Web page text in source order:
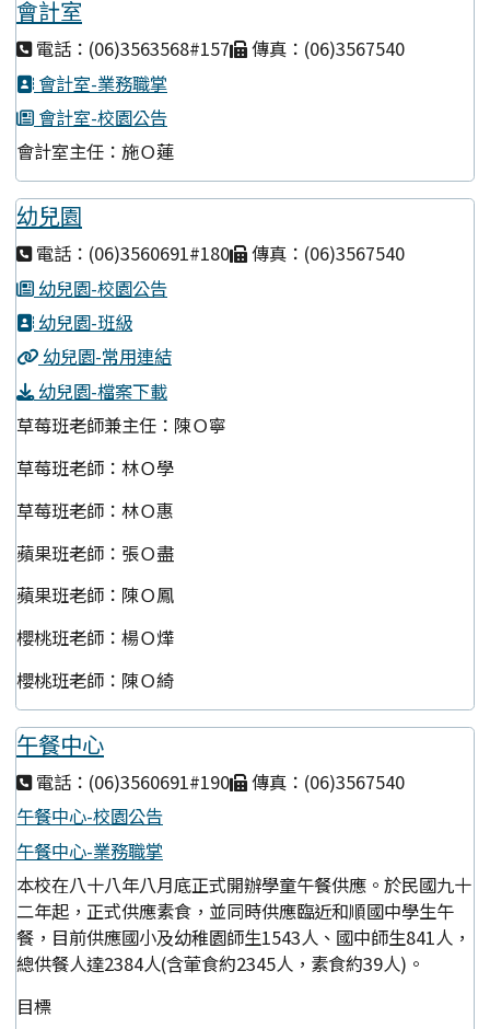
會計室
電話：(06)3563568#157
傳真：(06)3567540
會計室-業務職掌
會計室-校園公告
會計室主任：施Ｏ蓮
幼兒園
電話：(06)3560691#180
傳真：(06)3567540
幼兒園-校園公告
幼兒園-班級
幼兒園-常用連結
幼兒園-檔案下載
草莓班老師兼主任：陳Ｏ寧
草莓班老師：林Ｏ學
草莓班老師：林Ｏ惠
蘋果班老師：張Ｏ盡
蘋果班老師：陳Ｏ鳳
櫻桃班老師：楊Ｏ燁
櫻桃班老師：陳Ｏ綺
午餐中心
電話：(06)3560691#190
傳真：(06)3567540
午餐中心-校園公告
午餐中心-業務職掌
本校在八十八年八月底正式開辦學童午餐供應。於民國九十
二年起，正式供應素食，並同時供應臨近和順國中學生午
餐，目前供應國小及幼稚園師生1543人、國中師生841人，
總供餐人達2384人(含葷食約2345人，素食約39人)。
目標